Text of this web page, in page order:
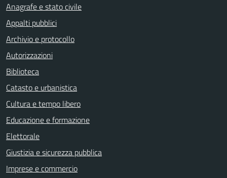
Anagrafe e stato civile
Appalti pubblici
Archivio e protocollo
Autorizzazioni
Biblioteca
Catasto e urbanistica
Cultura e tempo libero
Educazione e formazione
Elettorale
Giustizia e sicurezza pubblica
Imprese e commercio